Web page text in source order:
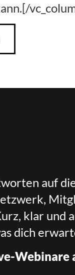
auf
klar und
dich
Webinare